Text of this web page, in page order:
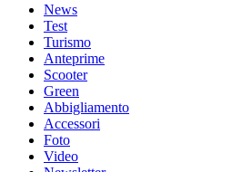
News
Test
Turismo
Anteprime
Scooter
Green
Abbigliamento
Accessori
Foto
Video